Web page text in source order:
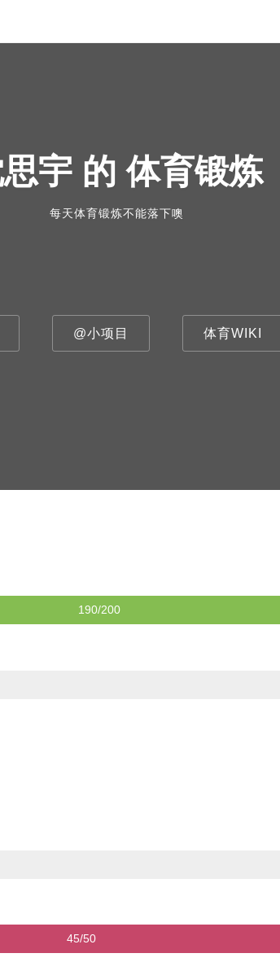
宇 的 体育锻炼
每天体育锻炼不能落下噢
@小项目 体育WIKI
190/200
45/50